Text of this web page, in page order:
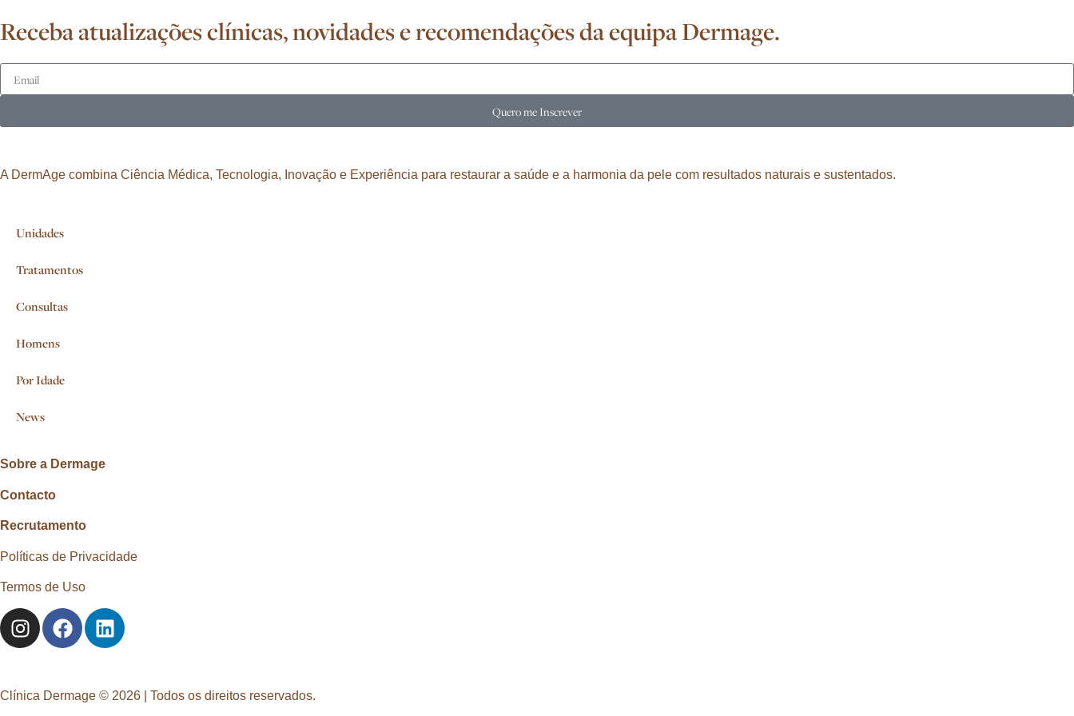
Receba atualizações clínicas, novidades e recomendações da equipa Dermage.
Quero me Inscrever
A DermAge combina Ciência Médica, Tecnologia, Inovação e Experiência para restaurar a saúde e a harmonia da pele com resultados naturais e sustentados.
Unidades
Tratamentos
Consultas
Homens
Por Idade
News
Sobre a Dermage
Contacto
Recrutamento
Políticas de Privacidade
Termos de Uso
Clínica Dermage © 2026 | Todos os direitos reservados.